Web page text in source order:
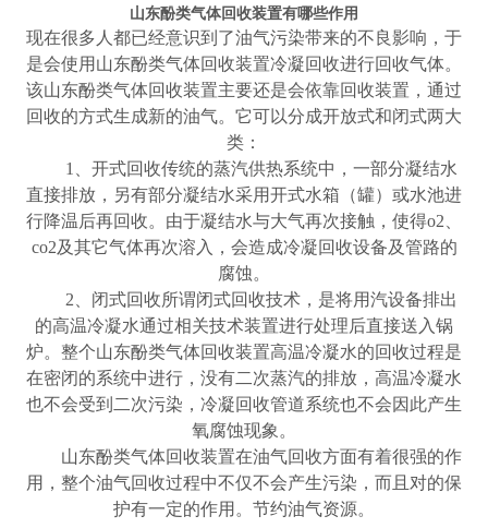
山东酚类气体回收装置有哪些作用
现在很多人都已经意识到了油气污染带来的不良影响，于
是会使用山东酚类气体回收装置冷凝回收进行回收气体。
该山东酚类气体回收装置主要还是会依靠回收装置，通过
回收的方式生成新的油气。它可以分成开放式和闭式两大
类：
1、开式回收传统的蒸汽供热系统中，一部分凝结水
直接排放，另有部分凝结水采用开式水箱（罐）或水池进
行降温后再回收。由于凝结水与大气再次接触，使得o2、
co2及其它气体再次溶入，会造成冷凝回收设备及管路的
腐蚀。
2、闭式回收所谓闭式回收技术，是将用汽设备排出
的高温冷凝水通过相关技术装置进行处理后直接送入锅
炉。整个山东酚类气体回收装置高温冷凝水的回收过程是
在密闭的系统中进行，没有二次蒸汽的排放，高温冷凝水
也不会受到二次污染，冷凝回收管道系统也不会因此产生
氧腐蚀现象。
山东酚类气体回收装置在油气回收方面有着很强的作
用，整个油气回收过程中不仅不会产生污染，而且对的保
护有一定的作用。节约油气资源。